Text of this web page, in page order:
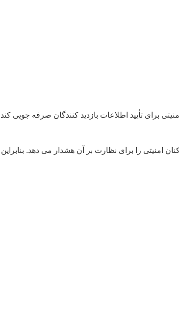
برای تأیید اطلاعات بازدید کنندگان صرفه جویی
امنیتی را برای نظارت بر آن هشدار می دهد.